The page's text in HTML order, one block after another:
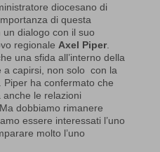
diocesano di
di questa
dialogo con il suo
regionale Axel Piper.
una sfida all’interno della
a capirsi, non solo con la
ha confermato che
le relazioni
dobbiamo rimanere
essere interessati l’uno
molto l’uno